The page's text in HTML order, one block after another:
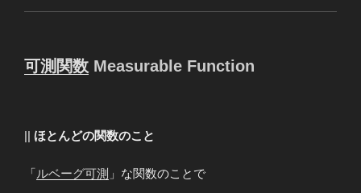
可測関数 Measurable Function
|| ほとんどの関数のこと
「ルベーグ可測 」な関数のことで